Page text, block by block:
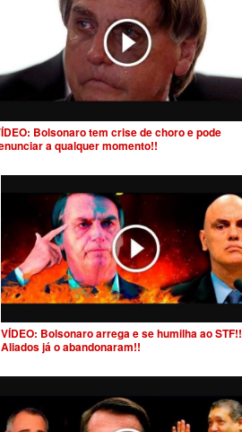
Bolsonaro tem crise de choro e pode
a qualquer momento!!
VÍDEO: Bolsonaro arrega e se humilha ao STF!!
Aliados já o abandonaram!!